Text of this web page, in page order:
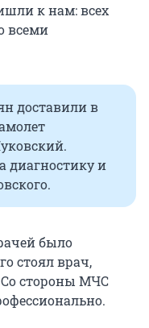
к нам: всех
всеми
доставили в
диагностику и
было
стоял врач,
Со стороны МЧС